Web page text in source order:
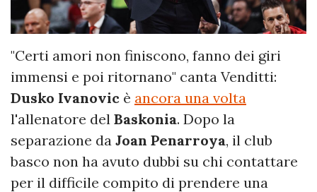
"Certi amori non finiscono, fanno dei giri
immensi e poi ritornano" canta Venditti:
Dusko Ivanovic è ancora una volta
l'allenatore del Baskonia. Dopo la
separazione da Joan Penarroya, il club
basco non ha avuto dubbi su chi contattare
per il difficile compito di prendere una